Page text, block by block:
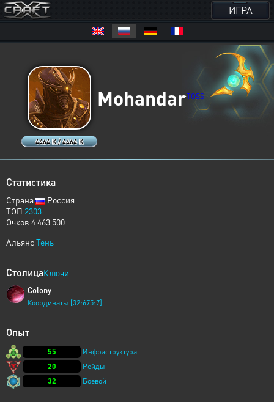
ИГРА
4464 K / 4464 K
MohandarTOSS
Статистика
Страна
Россия
ТОП 2303
Очков 4 463 500
Альянс Тень
СтолицаКлючи
Colony
Координаты [32:675:7]
Опыт
55
Инфраструктура
20
Рейды
32
Боевой